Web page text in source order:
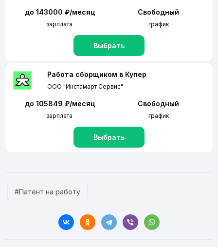
до 143000 ₽/месяц
зарплата
Свободный
график
Выбрать
Работа сборщиком в Купер
ООО "Инстамарт Сервис"
до 105849 ₽/месяц
зарплата
Свободный
график
Выбрать
#Патент на работу